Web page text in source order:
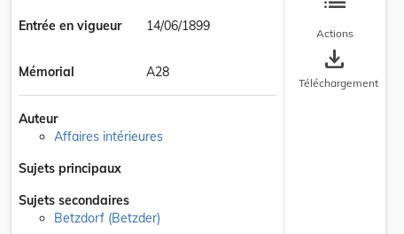
Entrée en vigueur
14/06/1899
Mémorial A28
Auteur
Affaires intérieures
Sujets principaux
Sujets secondaires
Betzdorf (Betzder)
Actions
save_alt
Téléchargement